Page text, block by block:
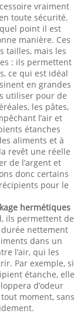
vraiment
toute sécurité.
point il est
manière. Ces
tailles, mais les
: ils permettent
ce qui est idéal
en grandes
utiliser pour de
les pâtes,
l’air et
étanches
aliments et à
revêt une réelle
de l’argent et
donc certains
pour le
hermétiques
ils permettent de
nettement
dans un
l’air, qui les
Par exemple, si
étanche, elle
d’odeur
moment, sans